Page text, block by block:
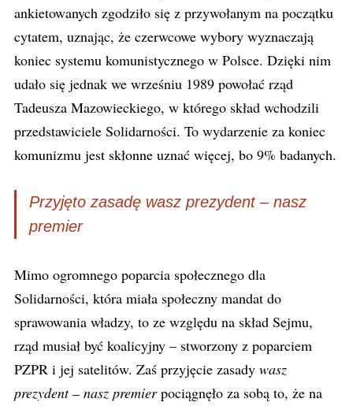
ankietowanych zgodziło się z przywołanym na początku
cytatem, uznając, że czerwcowe wybory wyznaczają
koniec systemu komunistycznego w Polsce. Dzięki nim
udało się jednak we wrześniu 1989 powołać rząd
Tadeusza Mazowieckiego, w którego skład wchodzili
przedstawiciele Solidarności. To wydarzenie za koniec
komunizmu jest skłonne uznać więcej, bo 9% badanych.
Przyjęto zasadę wasz prezydent – nasz
premier
Mimo ogromnego poparcia społecznego dla
Solidarności, która miała społeczny mandat do
sprawowania władzy, to ze względu na skład Sejmu,
rząd musiał być koalicyjny – stworzony z poparciem
PZPR i jej satelitów. Zaś przyjęcie zasady wasz
prezydent – nasz premierpociągnęło za sobą to, że na